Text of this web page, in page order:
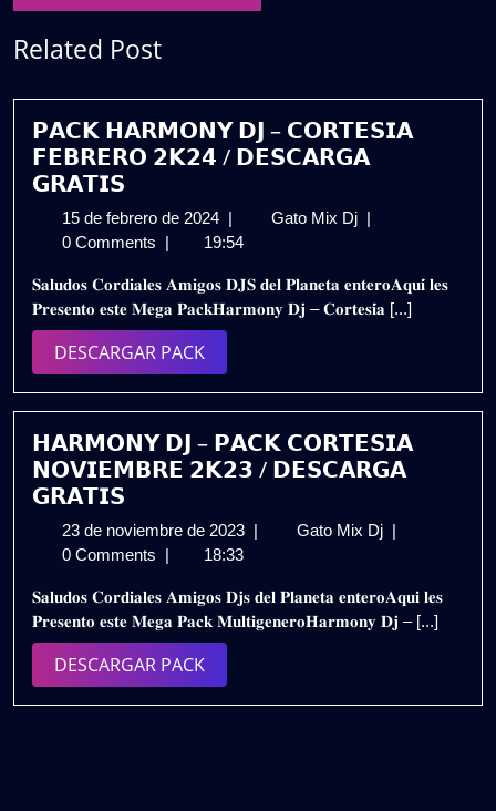
Related Post
𝗣𝗔𝗖𝗞 𝗛𝗔𝗥𝗠𝗢𝗡𝗬 𝗗𝗝 – 𝗖𝗢𝗥𝗧𝗘𝗦𝗜𝗔
𝗙𝗘𝗕𝗥𝗘𝗥𝗢 𝟮𝗞𝟮𝟰 / 𝗗𝗘𝗦𝗖𝗔𝗥𝗚𝗔
𝗚𝗥𝗔𝗧𝗜𝗦
15 de febrero de 2024 15
de
de
2024
| Gato Mix Dj 𝗣𝗔𝗖𝗞
–
𝗖𝗢𝗥𝗧𝗘𝗦𝗜𝗔
𝗗𝗘𝗦𝗖𝗔𝗥𝗚𝗔
𝗚𝗥𝗔𝗧𝗜𝗦
|
0 Comments | 19:54
𝐒𝐚𝐥𝐮𝐝𝐨𝐬 𝐂𝐨𝐫𝐝𝐢𝐚𝐥𝐞𝐬 𝐀𝐦𝐢𝐠𝐨𝐬 𝐃𝐉𝐒 𝐝𝐞𝐥 𝐏𝐥𝐚𝐧𝐞𝐭𝐚 𝐞𝐧𝐭𝐞𝐫𝐨𝐀𝐪𝐮𝐢́ 𝐥𝐞𝐬
𝐏𝐫𝐞𝐬𝐞𝐧𝐭𝐨 𝐞𝐬𝐭𝐞 𝐌𝐞𝐠𝐚 𝐏𝐚𝐜𝐤𝐇𝐚𝐫𝐦𝐨𝐧𝐲 𝐃𝐣 – 𝐂𝐨𝐫𝐭𝐞𝐬𝐢́𝐚 [...]
DESCARGAR PACKDESCARGAR
PACK
𝗛𝗔𝗥𝗠𝗢𝗡𝗬 𝗗𝗝 – 𝗣𝗔𝗖𝗞 𝗖𝗢𝗥𝗧𝗘𝗦𝗜𝗔
𝗡𝗢𝗩𝗜𝗘𝗠𝗕𝗥𝗘 𝟮𝗞𝟮𝟯 / 𝗗𝗘𝗦𝗖𝗔𝗥𝗚𝗔
𝗚𝗥𝗔𝗧𝗜𝗦
23 de noviembre de 2023 23
de
2023
| Gato Mix Dj 𝗛𝗔𝗥𝗠𝗢𝗡𝗬
𝗣𝗔𝗖𝗞
𝗖𝗢𝗥𝗧𝗘𝗦𝗜𝗔
|
0 Comments | 18:33
𝐒𝐚𝐥𝐮𝐝𝐨𝐬 𝐂𝐨𝐫𝐝𝐢𝐚𝐥𝐞𝐬 𝐀𝐦𝐢𝐠𝐨𝐬 𝐃𝐣𝐬 𝐝𝐞𝐥 𝐏𝐥𝐚𝐧𝐞𝐭𝐚 𝐞𝐧𝐭𝐞𝐫𝐨𝐀𝐪𝐮𝐢 𝐥𝐞𝐬
𝐏𝐫𝐞𝐬𝐞𝐧𝐭𝐨 𝐞𝐬𝐭𝐞 𝐌𝐞𝐠𝐚 𝐏𝐚𝐜𝐤 𝐌𝐮𝐥𝐭𝐢𝐠𝐞𝐧𝐞𝐫𝐨𝐇𝐚𝐫𝐦𝐨𝐧𝐲 𝐃𝐣 – [...]
DESCARGAR PACKDESCARGAR
PACK